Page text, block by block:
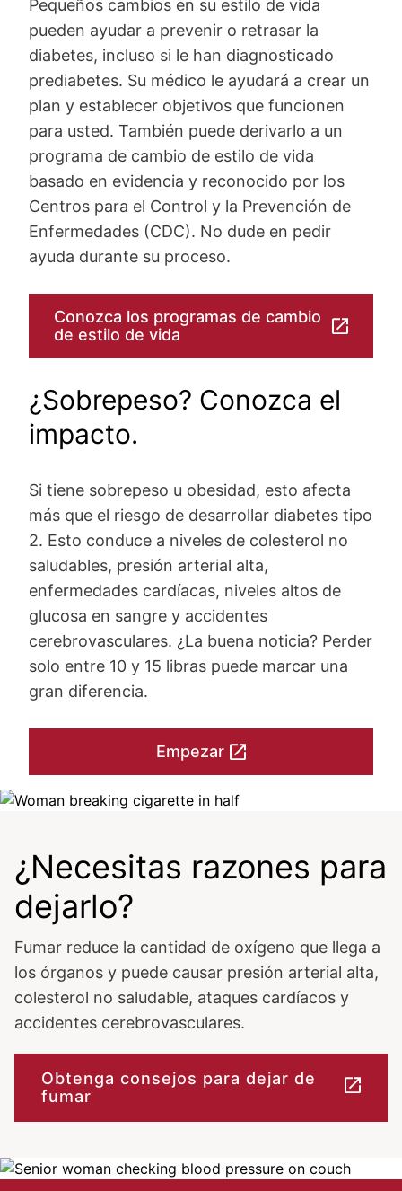
Pequeños cambios en su estilo de vida
pueden ayudar a prevenir o retrasar la
diabetes, incluso si le han diagnosticado
prediabetes. Su médico le ayudará a crear un
plan y establecer objetivos que funcionen
para usted. También puede derivarlo a un
programa de cambio de estilo de vida
basado en evidencia y reconocido por los
Centros para el Control y la Prevención de
Enfermedades (CDC). No dude en pedir
ayuda durante su proceso.
Conozca los programas de cambio
de estilo de vida
¿Sobrepeso? Conozca el
impacto.
Si tiene sobrepeso u obesidad, esto afecta
más que el riesgo de desarrollar diabetes tipo
2. Esto conduce a niveles de colesterol no
saludables, presión arterial alta,
enfermedades cardíacas, niveles altos de
glucosa en sangre y accidentes
cerebrovasculares. ¿La buena noticia? Perder
solo entre 10 y 15 libras puede marcar una
gran diferencia.
Empezar
¿Necesitas razones para
dejarlo?
Fumar reduce la cantidad de oxígeno que llega a
los órganos y puede causar presión arterial alta,
colesterol no saludable, ataques cardíacos y
accidentes cerebrovasculares.
Obtenga consejos para dejar de
fumar
Image
Image